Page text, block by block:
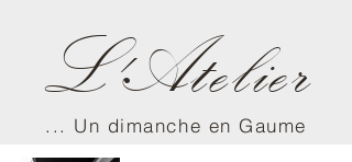
... Un dimanche en Gaume
L'Atelier